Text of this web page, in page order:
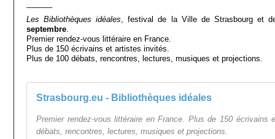
Les Bibliothèques idéales, festival de la Ville de Strasbourg et
septembre.
Premier rendez-vous littéraire en France.
Plus de 150 écrivains et artistes invités.
Plus de 100 débats, rencontres, lectures, musiques et projections.
Strasbourg.eu - Bibliothèques idéales
Premier rendez-vous littéraire en France. Plus de 150
débats, rencontres, lectures, musiques et projections.